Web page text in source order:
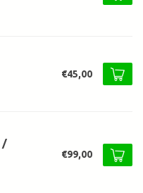
€45,00
/
€99,00